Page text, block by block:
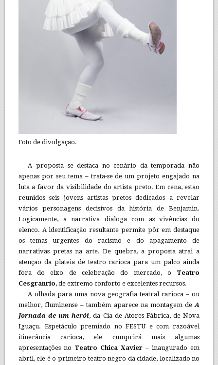
Foto de divulgação.
A proposta se destaca no cenário da temporada não
apenas por seu tema – trata-se de um projeto engajado na
luta a favor da visibilidade do artista preto. Em cena, estão
reunidos seis jovens artistas pretos dedicados a revelar
vários personagens decisivos da história de Benjamin.
Logicamente, a narrativa dialoga com as vivências do
elenco. A identificação resultante permite pôr em destaque
os temas urgentes do racismo e do apagamento de
narrativas pretas na arte. De quebra, a proposta atrai a
atenção da plateia de teatro carioca para um palco ainda
fora do eixo de celebração do mercado, o Teatro
Cesgranrio, de extremo conforto e excelentes recursos.
A olhada para uma nova geografia teatral carioca – ou
melhor, fluminense – também aparece na montagem deA
Jornada de um herói, da Cia de Atores Fábrica, de Nova
Iguaçu. Espetáculo premiado no FESTU e com razoável
itinerância carioca, ele cumprirá mais algumas
apresentações no Teatro Chica Xavier – inaugurado em
abril, ele é o primeiro teatro negro da cidade, localizado no